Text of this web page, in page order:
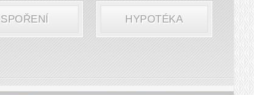
SPOŘENÍ HYPOTÉKA